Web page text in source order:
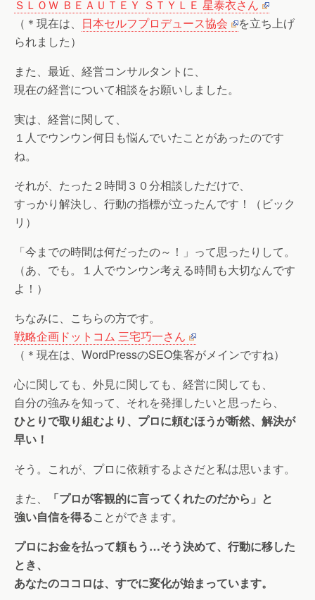
ＳＬＯＷ ＢＥＡＵＴＥＹ ＳＴＹＬＥ 星泰衣さん
（＊現在は、 日本セルフプロデュース協会
を立ち上げ
られました）
また、最近、経営コンサルタントに、
現在の経営について相談をお願いしました。
実は、経営に関して、
１人でウンウン何日も悩んでいたことがあったのです
ね。
それが、たった２時間３０分相談しただけで、
すっかり解決し、行動の指標が立ったんです！（ビック
リ）
「今までの時間は何だったの～！」って思ったりして。
（あ、でも。１人でウンウン考える時間も大切なんです
よ！）
ちなみに、こちらの方です。
戦略企画ドットコム 三宅巧一さん
（＊現在は、WordPressのSEO集客がメインですね）
心に関しても、外見に関しても、経営に関しても、
自分の強みを知って、それを発揮したいと思ったら、
ひとりで取り組むより、プロに頼むほうが断然、解決が
早い！
そう。これが、プロに依頼するよさだと私は思います。
また、
「プロが客観的に言ってくれたのだから」と
強い自信を得ることができます。
プロにお金を払って頼もう…そう決めて、行動に移した
とき、
あなたのココロは、すでに変化が始まっています。